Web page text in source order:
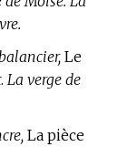
Le
La verge de
La pièce